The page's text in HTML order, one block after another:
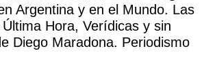
Argentina y en el Mundo. Las
Hora, Verídicas y sin
Diego Maradona. Periodismo